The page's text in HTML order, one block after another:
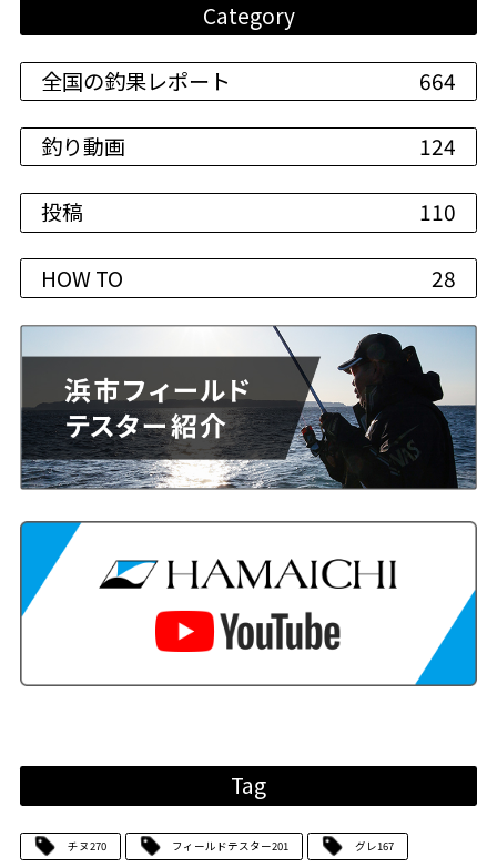
Category
全国の釣果レポート 664
釣り動画 124
投稿 110
HOW TO 28
Tag
チヌ270 フィールドテスター201 グレ167